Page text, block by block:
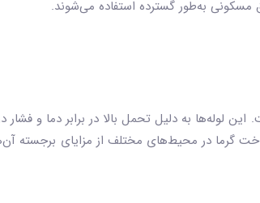
مسکونی به‌طور گسترده استفاده می‌شوند.
لوله‌ها به دلیل تحمل بالا در برابر دما و فشار
گرما در محیط‌های مختلف از مزایای برجسته